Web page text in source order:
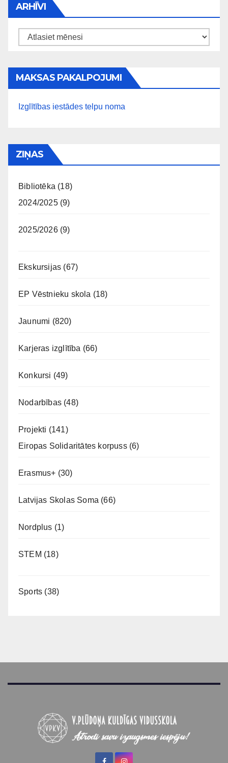
ARHĪVI
Arhīvi
MAKSAS PAKALPOJUMI
Izglītības iestādes telpu noma
ZIŅAS
Bibliotēka (18)
2024/2025(9)
2025/2026(9)
Ekskursijas (67)
EP Vēstnieku skola (18)
Jaunumi (820)
Karjeras izglītība (66)
Konkursi (49)
Nodarbības (48)
Projekti (141)
Eiropas Solidaritātes korpuss(6)
Erasmus+ (30)
Latvijas Skolas Soma (66)
Nordplus (1)
STEM (18)
Sports (38)